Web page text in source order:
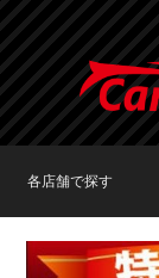
各店舗で探す
TOKYO店在庫車両
大阪店在庫車両
福岡店在庫車両